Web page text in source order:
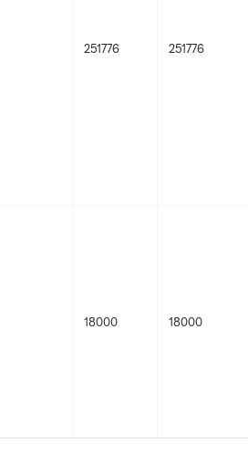
251776 251776
18000 18000